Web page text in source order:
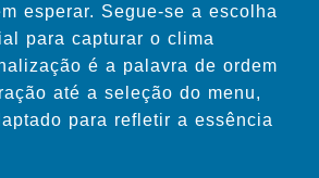
esperar. Segue-se a escolha
para capturar o clima
é a palavra de ordem
até a seleção do menu,
para refletir a essência